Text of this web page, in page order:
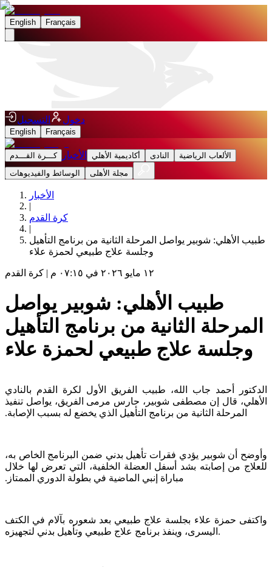
English Français
دخول التسجيل
English Français
كـــرة القـــدم الأخبار أكاديمية الأهلي النادى
الألعاب الرياضية
الوسائط والفيديوهات
مجلة الأهلى
الأخبار
|
كرة القدم
|
طبيب الأهلي: شوبير يواصل المرحلة الثانية من برنامج التأهيل
وجلسة علاج طبيعي لحمزة علاء
١٢ مايو ٢٠٢٦ في ٠٧:١٥ م | كرة القدم
طبيب الأهلي: شوبير يواصل
المرحلة الثانية من برنامج التأهيل
وجلسة علاج طبيعي لحمزة علاء
الدكتور أحمد جاب الله، طبيب الفريق الأول لكرة القدم بالنادي
الأهلي، قال إن مصطفى شوبير، حارس مرمى الفريق، يواصل تنفيذ
‏المرحلة الثانية من برنامج التأهيل الذي يخضع له بسبب الإصابة.‏
وأوضح أن شوبير يؤدي فقرات تأهيل بدني ضمن البرنامج الخاص به،
للعلاج من إصابته بشد أسفل العضلة الخلفية، التي ‏تعرض لها خلال
مباراة إنبي الماضية في بطولة الدوري الممتاز.‏
واكتفى حمزة علاء بجلسة علاج طبيعي بعد شعوره بآلام في الكتف
اليسرى، وينفذ برنامج علاج طبيعي وتأهيل بدني لتجهيزه.